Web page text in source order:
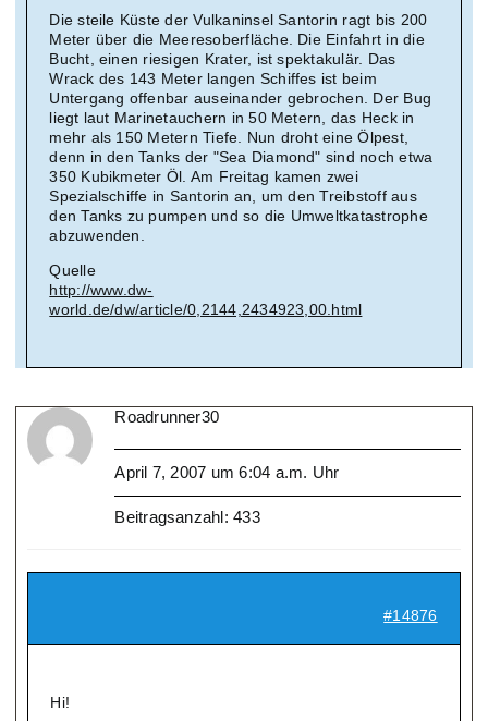
Die steile Küste der Vulkaninsel Santorin ragt bis 200
Meter über die Meeresoberfläche. Die Einfahrt in die
Bucht, einen riesigen Krater, ist spektakulär. Das
Wrack des 143 Meter langen Schiffes ist beim
Untergang offenbar auseinander gebrochen. Der Bug
liegt laut Marinetauchern in 50 Metern, das Heck in
mehr als 150 Metern Tiefe. Nun droht eine Ölpest,
denn in den Tanks der "Sea Diamond" sind noch etwa
350 Kubikmeter Öl. Am Freitag kamen zwei
Spezialschiffe in Santorin an, um den Treibstoff aus
den Tanks zu pumpen und so die Umweltkatastrophe
abzuwenden.
Quelle
http://www.dw-
world.de/dw/article/0,2144,2434923,00.html
Roadrunner30
April 7, 2007 um 6:04 a.m. Uhr
Beitragsanzahl: 433
#14876
Hi!